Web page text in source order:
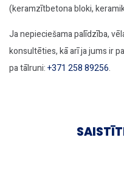
(keramzītbetona bloki,
Ja nepieciešama palīdzība,
konsultēties, kā arī ja jums ir
pa tālruni:+371 258 89256.